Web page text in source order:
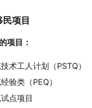
项目
项目：
术工人计划（PSTQ）
验类（PEQ）
点项目